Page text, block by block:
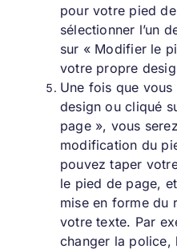
pour votre pied
sélectionner l’un
sur « Modifier le
votre propre
Une fois que
design ou cliqué
page », vous
modification du
pouvez taper
le pied de page,
mise en forme du
votre texte. Par
changer la police,